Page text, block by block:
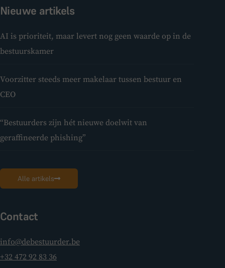
Nieuwe artikels
AI is prioriteit, maar levert nog geen waarde op in de
bestuurskamer
Voorzitter steeds meer makelaar tussen bestuur en
CEO
“Bestuurders zijn hét nieuwe doelwit van
geraffineerde phishing”
Alle artikels
Contact
info@debestuurder.be
+32 472 92 83 36